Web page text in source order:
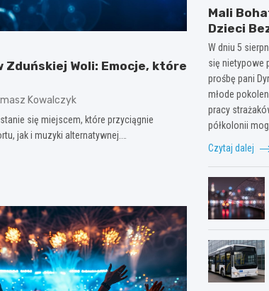
Zduńskiej Woli: Emocje, które
Kowalczyk
się miejscem, które przyciągnie
jak i muzyki alternatywnej.…
Mali
Dzieci
W dniu 5
się nietypowe
prośbę pani
młode
pracy
półkolonii
Czytaj dalej